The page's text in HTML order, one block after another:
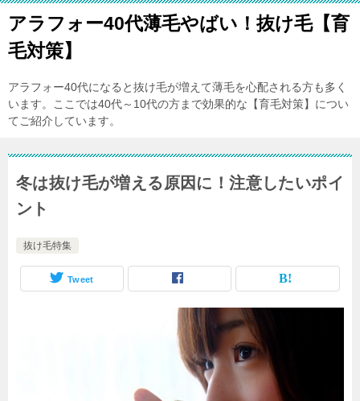
アラフォー40代薄毛やばい！抜け毛【育
毛対策】
アラフォー40代になると抜け毛が増えて薄毛を心配される方も多く
います。ここでは40代～10代の方まで効果的な【育毛対策】につい
てご紹介しています。
冬は抜け毛が増える原因に！注意したいポイ
ント
抜け毛特集
Tweet